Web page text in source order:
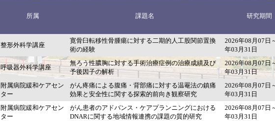
所属 課題名 研究期間
整形外科学講座
寛骨臼転移性骨腫瘍に対する二期的人工股関節置換
術の経験
2026年08月07日
年03月31日
呼吸器外科学講座
無ろう性膿胸に対する手術治療症例の治療成績及び
予後因子の解析
2026年08月07日
年03月31日
附属病院緩和ケアセン
ター
がん疼痛による腹痛・背部痛に対する温罨法の鎮痛
効果と安全性に関する探索的前向き観察研究
2026年08月07日
年03月31日
附属病院緩和ケアセン
ター
がん患者のアドバンス・ケアプランニングにおける
DNARに関する地域情報連携の課題の質的研究
2026年08月07日
年03月31日